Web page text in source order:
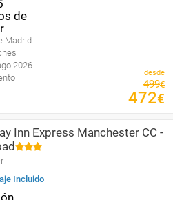
Madrid
2026
desde
499€
472€
Inn Express Manchester CC -
Incluido